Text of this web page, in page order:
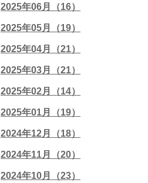
2025年06月（16）
2025年05月（19）
2025年04月（21）
2025年03月（21）
2025年02月（14）
2025年01月（19）
2024年12月（18）
2024年11月（20）
2024年10月（23）